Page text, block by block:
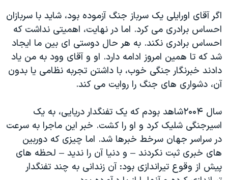
اگر آقای اورایلی یک سرباز جنگ آزموده بود، شاید با سربازان
احساس برادری می کرد. اما در نهایت، اهمیتی نداشت که
احساس برادری نکند. به هر حال دوستی ای بین ما ایجاد
شد که تا همین امروز ادامه دارد. او و آقای وود به من یاد
دادند خبرنگار جنگی خوب، با داشتن تجربه نظامی یا بدون
آن، دشواری های جنگ را روایت می کند.
سال ۲۰۰۴شاهد بودم که یک تفنگدار دریایی، به یک
اسیرجنگی شلیک کرد و او را کشت. خبر این ماجرا به سرعت
در سراسر جهان سرخط خبرها شد. اما چیزی که دوربین
های خبری ثبت نکردند – و دنیا آن را ندید – لحظه های
پیش از وقوع تیراندازی بود: آن زندانی به چند تفنگدار